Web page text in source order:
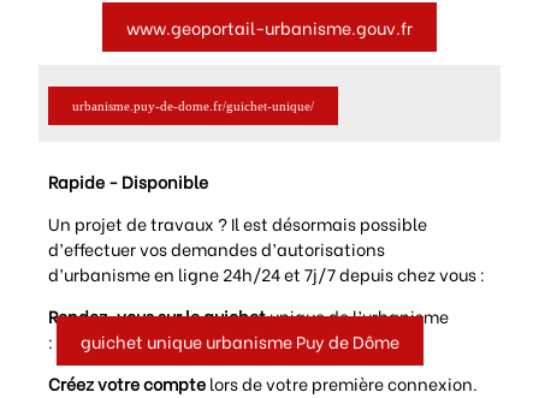
www.geoportail-urbanisme.gouv.fr
urbanisme.puy-de-dome.fr/guichet-unique/
Rapide - Disponible
Un projet de travaux ? Il est désormais possible
d’effectuer vos demandes d’autorisations
d’urbanisme en ligne 24h/24 et 7j/7 depuis chez vous :
Rendez-vous sur le guichetunique de l’urbanisme
:
guichet unique urbanisme Puy de Dôme
Créez votre comptelors de votre première connexion.